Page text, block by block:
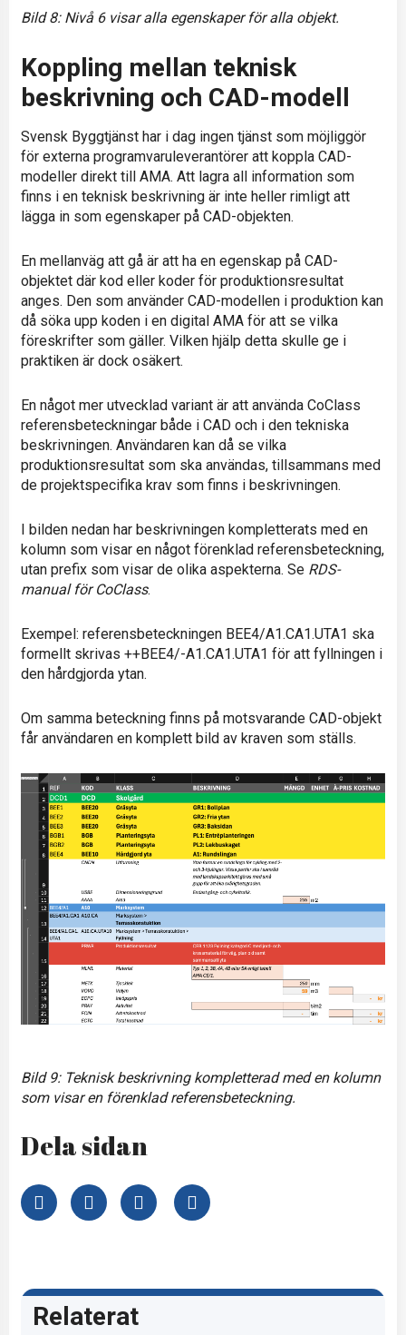
Bild 8: Nivå 6 visar alla egenskaper för alla objekt.
Koppling mellan teknisk
beskrivning och CAD-modell
Svensk Byggtjänst har i dag ingen tjänst som möjliggör
för externa programvaruleverantörer att koppla CAD-
modeller direkt till AMA. Att lagra all information som
finns i en teknisk beskrivning är inte heller rimligt att
lägga in som egenskaper på CAD-objekten.
En mellanväg att gå är att ha en egenskap på CAD-
objektet där kod eller koder för produktionsresultat
anges. Den som använder CAD-modellen i produktion kan
då söka upp koden i en digital AMA för att se vilka
föreskrifter som gäller. Vilken hjälp detta skulle ge i
praktiken är dock osäkert.
En något mer utvecklad variant är att använda CoClass
referensbeteckningar både i CAD och i den tekniska
beskrivningen. Användaren kan då se vilka
produktionsresultat som ska användas, tillsammans med
de projektspecifika krav som finns i beskrivningen.
I bilden nedan har beskrivningen kompletterats med en
kolumn som visar en något förenklad referensbeteckning,
utan prefix som visar de olika aspekterna. Se RDS-
manual för CoClass.
Exempel: referensbeteckningen BEE4/A1.CA1.UTA1 ska
formellt skrivas ++BEE4/-A1.CA1.UTA1 för att fyllningen i
den hårdgjorda ytan.
Om samma beteckning finns på motsvarande CAD-objekt
får användaren en komplett bild av kraven som ställs.
Bild 9: Teknisk beskrivning kompletterad med en kolumn
som visar en förenklad referensbeteckning.
Dela sidan
Relaterat